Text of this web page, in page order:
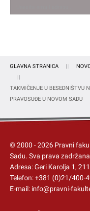
GLAVNA STRANICA
TAKMIČENJE U BESEDNIŠTVU
PRAVOSUÐE U NOVOM SADU
© 2000 -2026 Pravni
Sadu. Sva prava
Adresa: Geri Karolja 1,
Telefon:+381 (0)21/400-
E-mail: info@pravni-